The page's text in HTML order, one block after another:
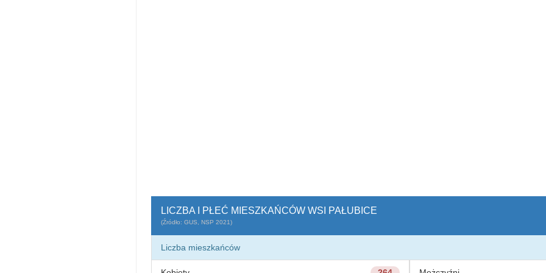
LICZBA I PŁEĆ MIESZKAŃCÓW WSI PAŁUBICE
(Źródło: GUS, NSP 2021)
Liczba mieszkańców